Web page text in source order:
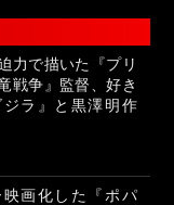
力で描いた『プリ
戦争』監督、好き
ラ』と黒澤明作
映画化した『ポパ